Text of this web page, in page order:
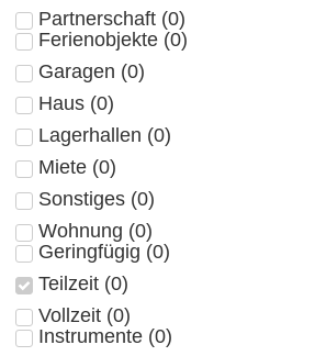
Partnerschaft (0)
Ferienobjekte (0)
Garagen (0)
Haus (0)
Lagerhallen (0)
Miete (0)
Sonstiges (0)
Wohnung (0)
Geringfügig (0)
Teilzeit (0)
Vollzeit (0)
Instrumente (0)